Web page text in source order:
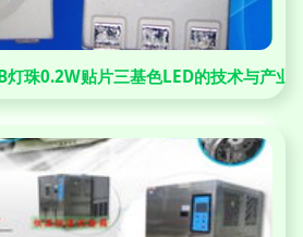
灯珠0.2W贴片三基色LED的技术与产业